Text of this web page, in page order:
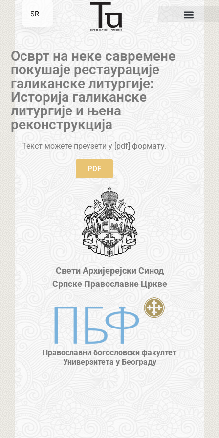
Осврт на неке савремене
покушаје рестаурације
галиканске литургије:
Историја галиканске
литургије и њена
реконструкција
Текст можете преузети у [pdf] формату.
PDF
Свети Архијерејски Синод
Српске Православне Цркве
Православни богословски факултет
Универзитета у Београду
SR
EN